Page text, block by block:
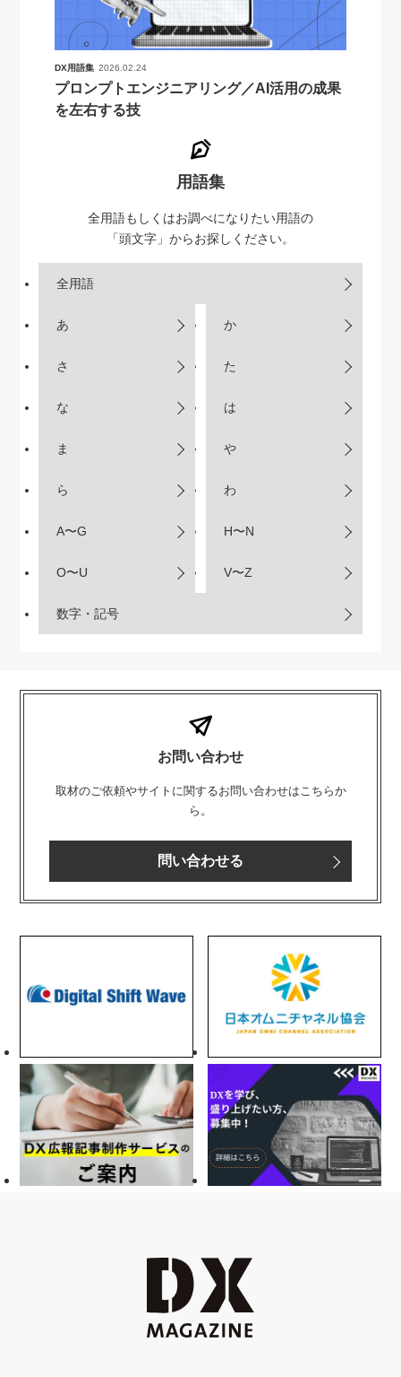
DX用語集 2026.02.24
プロンプトエンジニアリング／AI活用の成果
を左右する技
用語集
全用語もしくはお調べになりたい用語の
「頭文字」からお探しください。
全用語
あ か
さ た
な は
ま や
ら わ
A〜G H〜N
O〜U V〜Z
数字・記号
お問い合わせ
取材のご依頼やサイトに関するお問い合わせはこちらか
ら。
問い合わせる